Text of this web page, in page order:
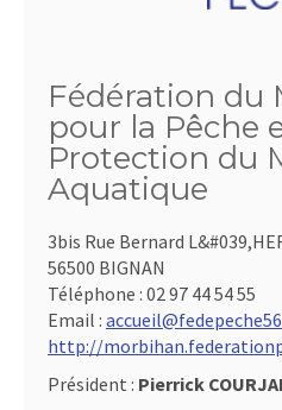
Fédération du
pour la Pêche
Protection du
Aquatique
3bis Rue Bernard
56500 BIGNAN
Téléphone : 02 97 44 54 55
Email :
http://
Président : Pierrick